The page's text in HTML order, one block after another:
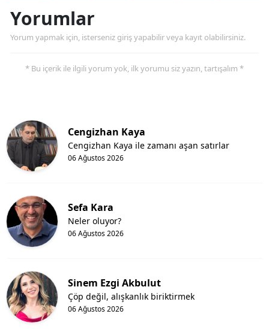
Yorumlar
Yorum yapmak için, isterseniz giriş yapabilir veya kayıt olabilirsiniz.
* Bu içerik ile ilgili yorum yok, ilk yorumu siz yazın, tartışalım *
Cengizhan Kaya
06 Ağustos 2026
Cengizhan Kaya ile zamanı aşan satırlar
Sefa Kara
06 Ağustos 2026
Neler oluyor?
Sinem Ezgi Akbulut
06 Ağustos 2026
Çöp değil, alışkanlık biriktirmek